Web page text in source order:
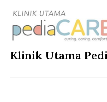
content
Klinik Utama